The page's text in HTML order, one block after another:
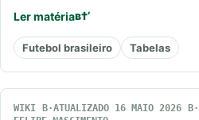
Ler matéria
Futebol brasileiro Tabelas
WIKI ATUALIZADO 16 MAIO 2026